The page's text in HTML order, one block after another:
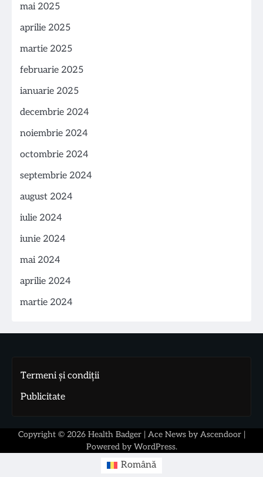
mai 2025
aprilie 2025
martie 2025
februarie 2025
ianuarie 2025
decembrie 2024
noiembrie 2024
octombrie 2024
septembrie 2024
august 2024
iulie 2024
iunie 2024
mai 2024
aprilie 2024
martie 2024
Termeni și condiții
Publicitate
Copyright © 2026 Health Badger| Ace News by Ascendoor|
Powered by WordPress.
Română